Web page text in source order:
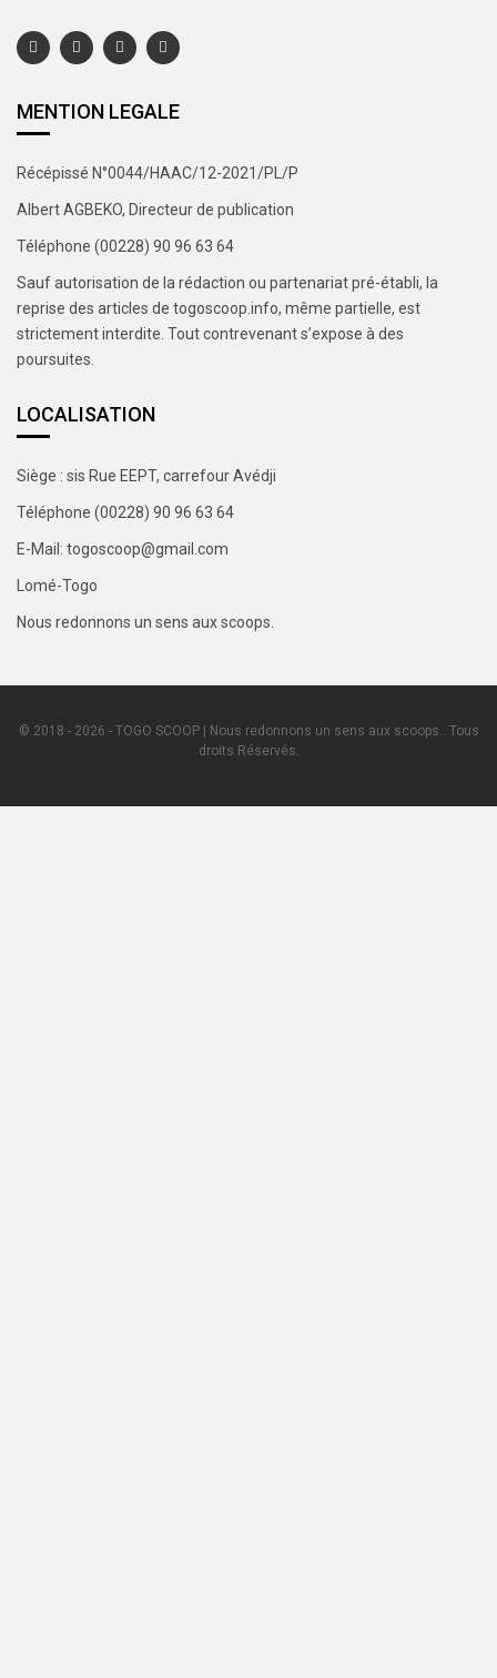
MENTION LEGALE
Récépissé N°0044/HAAC/12-2021/PL/P
Albert AGBEKO, Directeur de publication
Téléphone (00228) 90 96 63 64
Sauf autorisation de la rédaction ou partenariat pré-établi, la
reprise des articles de togoscoop.info, même partielle, est
strictement interdite. Tout contrevenant s’expose à des
poursuites.
LOCALISATION
Siège : sis Rue EEPT, carrefour Avédji
Téléphone (00228) 90 96 63 64
E-Mail: togoscoop@gmail.com
Lomé-Togo
Nous redonnons un sens aux scoops.
© 2018 - 2026 - TOGO SCOOP | Nous redonnons un sens aux scoops.. Tous
droits Réservés.